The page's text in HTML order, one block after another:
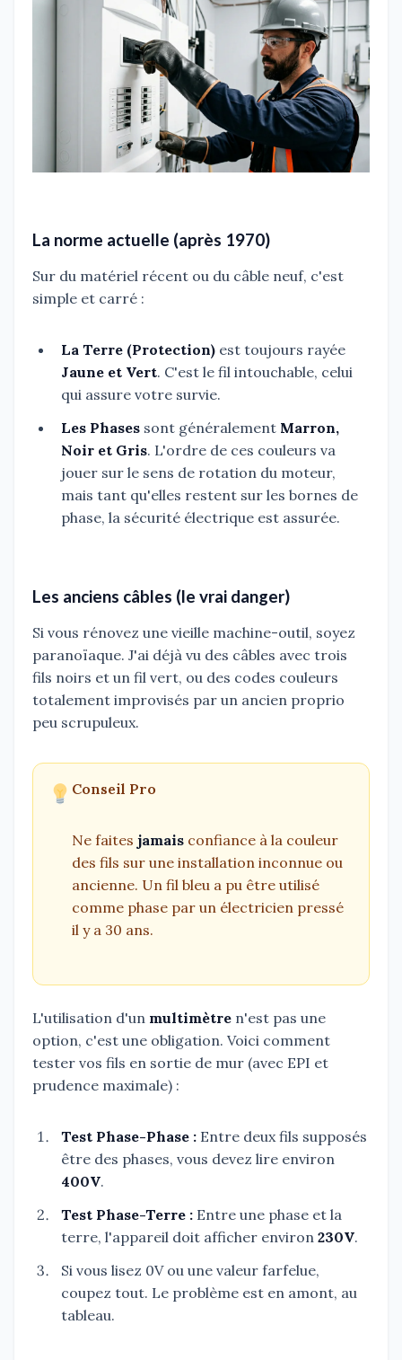
La norme actuelle (après 1970)
Sur du matériel récent ou du câble neuf, c'est
simple et carré :
La Terre (Protection) est toujours rayée
Jaune et Vert. C'est le fil intouchable, celui
qui assure votre survie.
Les Phases sont généralement Marron,
Noir et Gris. L'ordre de ces couleurs va
jouer sur le sens de rotation du moteur,
mais tant qu'elles restent sur les bornes de
phase, la sécurité électrique est assurée.
Les anciens câbles (le vrai danger)
Si vous rénovez une vieille machine-outil, soyez
paranoïaque. J'ai déjà vu des câbles avec trois
fils noirs et un fil vert, ou des codes couleurs
totalement improvisés par un ancien proprio
peu scrupuleux.
Conseil Pro
Ne faitesjamais confiance à la couleur
des fils sur une installation inconnue ou
ancienne. Un fil bleu a pu être utilisé
comme phase par un électricien pressé
il y a 30 ans.
L'utilisation d'un multimètre n'est pas une
option, c'est une obligation. Voici comment
tester vos fils en sortie de mur (avec EPI et
prudence maximale) :
Test Phase-Phase : Entre deux fils supposés
être des phases, vous devez lire environ
400V.
Test Phase-Terre : Entre une phase et la
terre, l'appareil doit afficher environ 230V.
Si vous lisez 0V ou une valeur farfelue,
coupez tout. Le problème est en amont, au
tableau.